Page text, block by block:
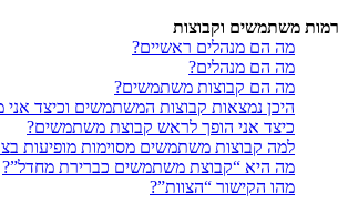
רמות משתמשים וקבוצות
מה הם מנהלים ראשיים?
מה הם מנהלים?
מה הם קבוצות משתמשים?
היכן נמצאות קבוצות המשתמשים וכיצד
כיצד אני הופך לראש קבוצת משתמשים?
למה קבוצות משתמשים מסוימות מופיעות
מה היא “קבוצת משתמשים כברירת מחדל”?
מהו הקישור “הצוות”?